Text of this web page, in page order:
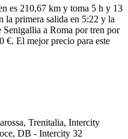
es 210,67 km y toma 5 h y 13
la primera salida en 5:22 y la
a Roma por tren por
€. El mejor precio para este
Trenitalia, Intercity
DB - Intercity 32